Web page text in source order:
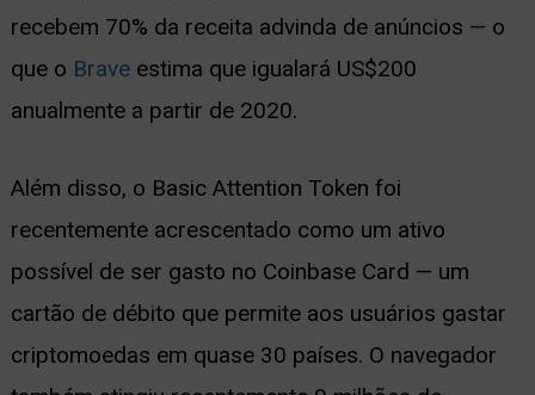
recebem 70% da receita advinda de anúncios — o
que o Braveestima que igualará US$200
anualmente a partir de 2020.
Além disso, o Basic Attention Token foi
recentemente acrescentado como um ativo
possível de ser gasto no Coinbase Card — um
cartão de débito que permite aos usuários gastar
criptomoedas em quase 30 países. O navegador